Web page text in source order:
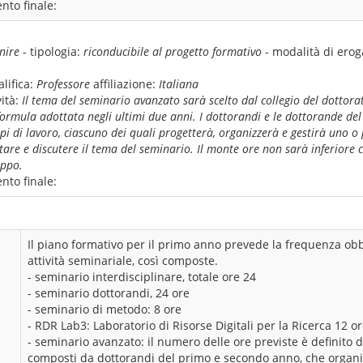
finale:
- tipologia: riconducibile al progetto formativo - modalità di
Professore affiliazione: Italiana
Il tema del seminario avanzato sarà scelto dal collegio del
adottata negli ultimi due anni. I dottorandi e le dottorande del
di lavoro, ciascuno dei quali progetterà, organizzerà e gestirà uno
e discutere il tema del seminario. Il monte ore non sarà inferiore
finale:
Il piano formativo per il primo anno prevede la frequenza
attività seminariale, così composte.
- seminario interdisciplinare, totale ore 24
- seminario dottorandi, 24 ore
- seminario di metodo: 8 ore
- RDR Lab3: Laboratorio di Risorse Digitali per la Ricerca 12
- seminario avanzato: il numero delle ore previste è definito
composti da dottorandi del primo e secondo anno, che